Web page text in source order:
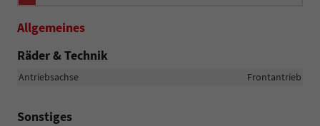
Allgemeines
Räder & Technik
Antriebsachse Frontantrieb
Sonstiges